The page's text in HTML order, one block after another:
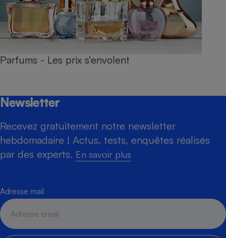
Parfums - Les prix s’envolent
Newsletter
Recevez gratuitement notre newsletter
hebdomadaire ! Actus, tests, enquêtes réalisés
par des experts. En savoir plus
Adresse mail